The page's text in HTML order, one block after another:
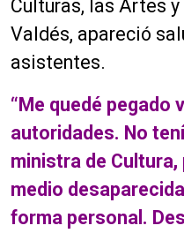
Culturas, las Artes
Valdés, apareció
asistentes.
“Me quedé pegado
autoridades. No
ministra de
medio
forma personal.